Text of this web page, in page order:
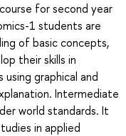
for second year
1 students are
of basic concepts,
their skills in
graphical and
Intermediate
world standards. It
in applied